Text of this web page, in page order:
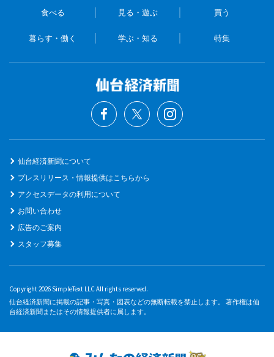
食べる 見る・遊ぶ 買う
暮らす・働く 学ぶ・知る 特集
仙台経済新聞について
プレスリリース・情報提供はこちらから
アクセスデータの利用について
お問い合わせ
広告のご案内
スタッフ募集
Copyright 2026 SimpleText LLC All rights reserved.
仙台経済新聞に掲載の記事・写真・図表などの無断転載を禁止します。 著作権は仙
台経済新聞またはその情報提供者に属します。